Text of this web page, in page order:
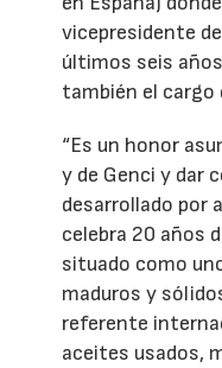
vicepresidente
últimos seis
también el cargo
“Es un honor
y de Genci y dar
desarrollado por
celebra 20 años
situado como
maduros y
referente
aceites usados,